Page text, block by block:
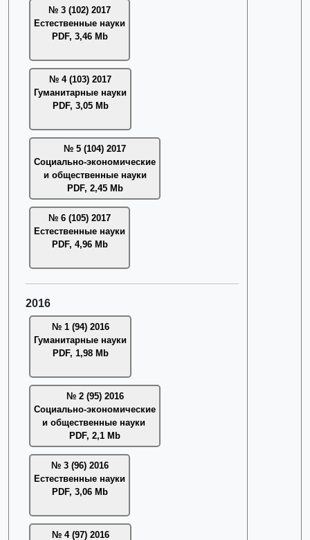
№ 3 (102) 2017
Естественные науки
PDF, 3,46 Mb
№ 4 (103) 2017
Гуманитарные науки
PDF, 3,05 Mb
№ 5 (104) 2017
Социально-экономические
и общественные науки
PDF, 2,45 Mb
№ 6 (105) 2017
Естественные науки
PDF, 4,96 Mb
2016
№ 1 (94) 2016
Гуманитарные науки
PDF, 1,98 Mb
№ 2 (95) 2016
Социально-экономические
и общественные науки
PDF, 2,1 Mb
№ 3 (96) 2016
Естественные науки
PDF, 3,06 Mb
№ 4 (97) 2016